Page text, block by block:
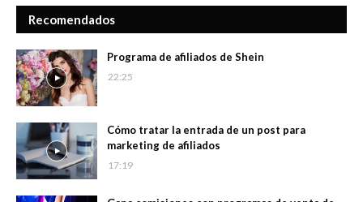
Recomendados
Programa de afiliados de Shein
22:25
Cómo tratar la entrada de un post para
marketing de afiliados
17:19